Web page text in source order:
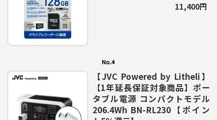
11,400円
【JVC Powered by Litheli】
【1年延長保証対象商品】ポー
タブル電源 コンパクトモデル
206.4Wh BN-RL230【ポイン